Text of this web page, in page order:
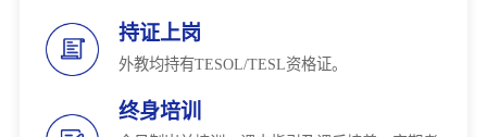
持证上岗
外教均持有TESOL/TESL资格证。
终身培训